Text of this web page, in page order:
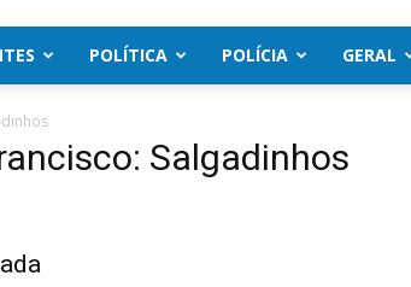
POLÍTICA POLÍCIA GERAL
Salgadinhos